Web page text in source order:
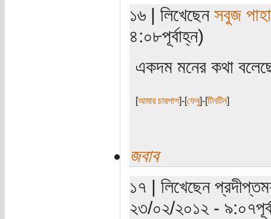
১৬ | লিখেছেন সবুজ
৪:০৮পূর্বাহ্ন)
একদম মনের কথা
আমার চারপাশ]-[ ফেবু]-[ টিনটিন]
জবাব
১৭ | লিখেছেন
২৩/০২/২০১২ -